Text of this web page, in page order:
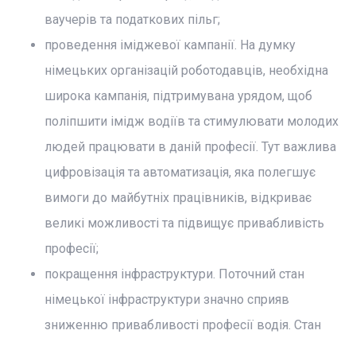
ваучерів та податкових пільг;
проведення іміджевої кампанії. На думку
німецьких організацій роботодавців, необхідна
широка кампанія, підтримувана урядом, щоб
поліпшити імідж водіїв та стимулювати молодих
людей працювати в даній професії. Тут важлива
цифровізація та автоматизація, яка полегшує
вимоги до майбутніх працівників, відкриває
великі можливості та підвищує привабливість
професії;
покращення інфраструктури. Поточний стан
німецької інфраструктури значно сприяв
зниженню привабливості професії водія. Стан